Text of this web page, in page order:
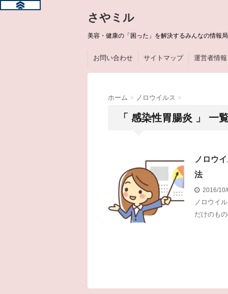
さやミル
美容・健康の「困った」を解決するみんなの情報
お問い合わせ サイトマップ 運営者情報
ホーム > ノロウイルス >
「 感染性胃腸炎 」 一
ノロウ
法
2016/
ノロウイ
だけのも